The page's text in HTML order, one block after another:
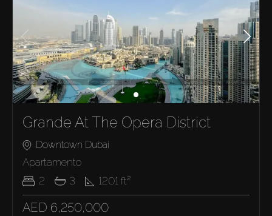
Grande At The Opera District
Downtown Dubai
Apartamento
2
3 1201 ft²
AED 6,250,000